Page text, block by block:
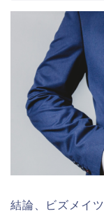
結論、ビズメイ